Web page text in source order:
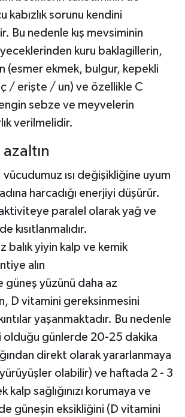
kabızlık sorunu kendini
Bu nedenle kış mevsiminin
kuru baklagillerin,
(esmer ekmek, bulgur, kepekli
/ erişte / un) ve özellikle C
sebze ve meyvelerin
verilmelidir.
azaltın
vücudumuz ısı değişikliğine uyum
harcadığı enerjiyi düşürür.
paralel olarak yağ ve
kısıtlanmalıdır.
balık yiyin kalp ve kemik
alın
güneş yüzünü daha az
D vitamini gereksinmesini
yaşanmaktadır. Bu nedenle
olduğu günlerde 20-25 dakika
direkt olarak yararlanmaya
olabilir) ve haftada 2 - 3
kalp sağlığınızı korumaya ve
güneşin eksikliğini (D vitamini